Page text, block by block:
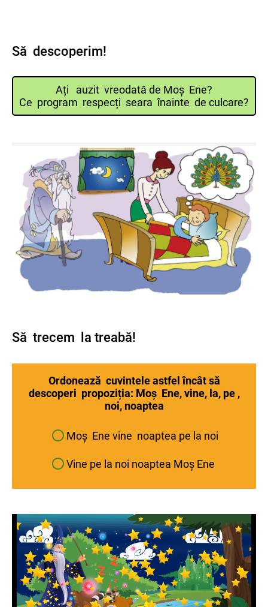
Să descoperim!
Ați auzit vreodată de Moș Ene?
Ce program respecți seara înainte de culcare?
Să trecem la treabă!
Ordonează cuvintele astfel încât să
descoperi propoziția: Moș Ene, vine, la, pe ,
noi, noaptea
Moș Ene vine noaptea pe la noi
Vine pe la noi noaptea Moș Ene